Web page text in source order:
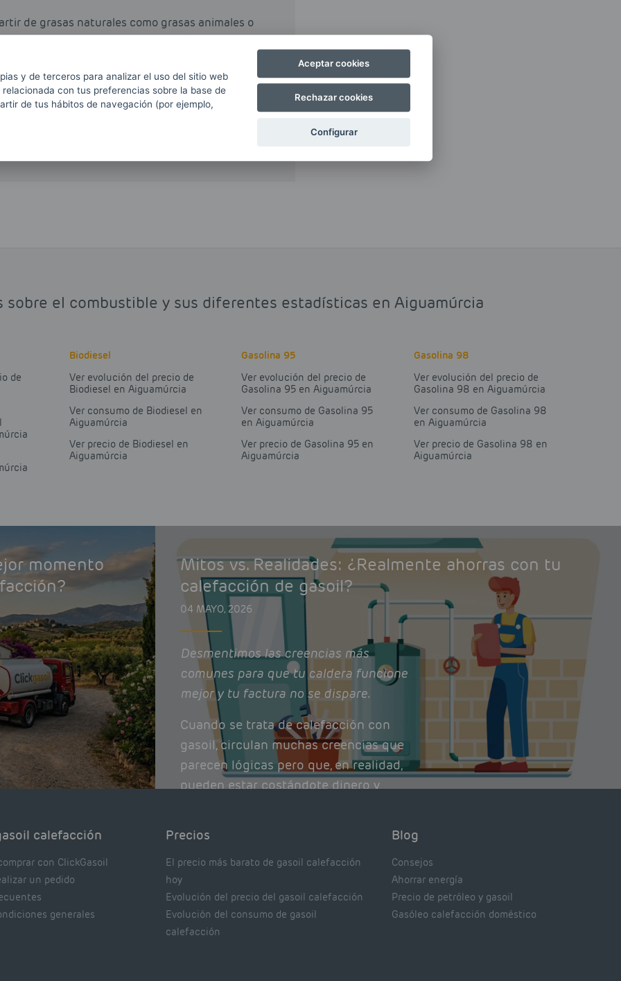
de grasas naturales como grasas animales o
industriales de esterificación y
total del petrodiésel o gasóleo obtenido a
de forma muy notable las emisiones
de carbono y otros hidrocarburos volátiles.
que argumentan que el proceso de
masiva de plantaciones forestales.
sobre el combustible y sus diferentes estadísticas en Aiguamúrcia
de
Biodiesel
Ver evolución del precio de
Biodiesel en Aiguamúrcia
Ver consumo de Biodiesel en
Aiguamúrcia
Ver precio de Biodiesel en
Aiguamúrcia
Gasolina 95
Ver evolución del precio de
Gasolina 95 en Aiguamúrcia
Ver consumo de Gasolina 95
en Aiguamúrcia
Ver precio de Gasolina 95 en
Aiguamúrcia
Gasolina 98
Ver evolución del precio de
Gasolina 98 en Aiguamúrcia
Ver consumo de Gasolina 98
en Aiguamúrcia
Ver precio de Gasolina 98 en
Aiguamúrcia
momento
Mitos vs. Realidades: ¿Realmente ahorras con tu
calefacción de gasoil?
04 MAYO, 2026
Desmentimos las creencias más
comunes para que tu caldera funcione
mejor y tu factura no se dispare.
Cuando se trata de calefacción con
gasoil, circulan muchas creencias que
parecen lógicas pero que, en realidad,
pueden estar costándote dinero y
calefacción
con ClickGasoil
un pedido
generales
Precios
El precio más barato de gasoil calefacción
hoy
Evolución del precio del gasoil calefacción
Evolución del consumo de gasoil
calefacción
Blog
Consejos
Ahorrar energía
Precio de petróleo y gasoil
Gasóleo calefacción doméstico
y de terceros para analizar el uso del sitio web
con tus preferencias sobre la base de
de tus hábitos de navegación (por ejemplo,
Aceptar cookies
Rechazar cookies
Configurar